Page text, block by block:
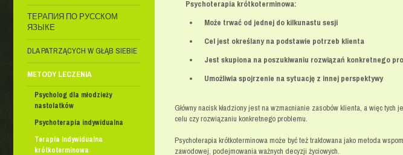
ТЕРАПИЯ ПО РУССКОМ
ЯЗЫКЕ
DLA PATRZĄCYCH W GŁĄB SIEBIE
METODY LECZENIA
Psycholog dla młodzieży
nastolatków
Psychoterapia indywidualna
Terapia indywidualna
krótkoterminowa
Psychoterapia krótkoterminowa:
Może trwać od jednej do kilkunastu sesji
Cel jest określany na podstawie potrzeb klienta
Jest skupiona na poszukiwaniu rozwiązań konkretnego
Umożliwia spojrzenie na sytuację z innej perspektywy
Główny nacisk kładziony jest na wzmacnianie zasobów klienta, a więc tych
celu czy rozwiązaniu konkretnego problemu.
Psychoterapia krótkoterminowa może być też traktowana jako metoda
zawodowej, podejmowania ważnych decyzji życiowych.